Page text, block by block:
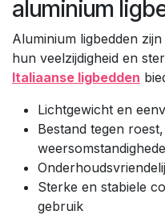
aluminium
Aluminium ligbedden
hun veelzijdigheid en
Italiaanse ligbedden
Lichtgewicht en
Bestand tegen
Sterke en stabiele
gebruik